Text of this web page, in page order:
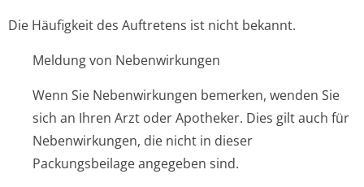
Die Häufigkeit des Auftretens ist nicht bekannt.
Meldung von Nebenwirkungen
Wenn Sie Nebenwirkungen bemerken, wenden Sie
sich an Ihren Arzt oder Apotheker. Dies gilt auch für
Nebenwirkungen, die nicht in dieser
Packungsbeilage angegeben sind.